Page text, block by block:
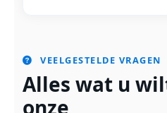
VEELGESTELDE VRAGEN
Alles wat u
onze